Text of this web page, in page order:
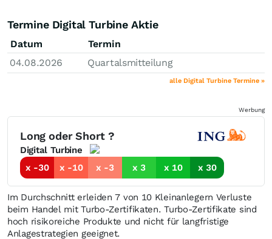
Termine Digital Turbine Aktie
Datum
Termin
04.08.2026
Quartalsmitteilung
alle Digital Turbine Termine »
Werbung
Long oder Short ?
Digital Turbine
x -30
x -10 x -3 x 3 x 10 x 30
Im Durchschnitt erleiden 7 von 10 Kleinanlegern Verluste
beim Handel mit Turbo-Zertifikaten. Turbo-Zertifikate sind
hoch risikoreiche Produkte und nicht für langfristige
Anlagestrategien geeignet.